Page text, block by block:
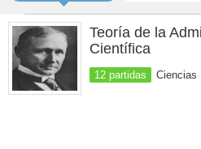
Teoría de la
Científica
12 partidas Ciencias